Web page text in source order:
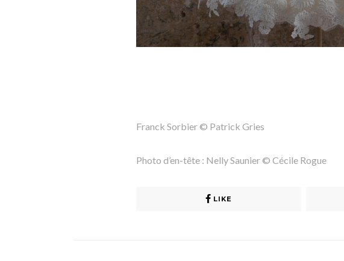
Franck Sorbier © Patrick Gries
Photo d’en-tête : Nelly Saunier © Cécile Rogue
LIKE